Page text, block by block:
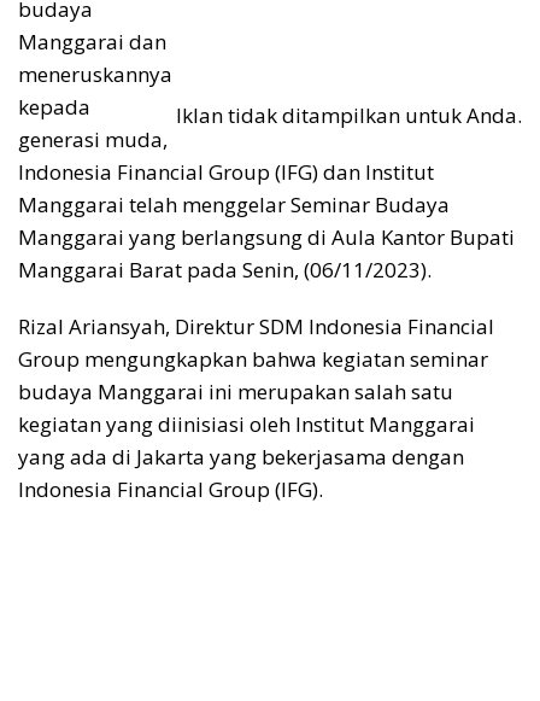
Iklan tidak ditampilkan untuk Anda.
budaya
Manggarai dan
meneruskannya
kepada
generasi muda,
Indonesia Financial Group (IFG) dan Institut
Manggarai telah menggelar Seminar Budaya
Manggarai yang berlangsung di Aula Kantor Bupati
Manggarai Barat pada Senin, (06/11/2023).
Rizal Ariansyah, Direktur SDM Indonesia Financial
Group mengungkapkan bahwa kegiatan seminar
budaya Manggarai ini merupakan salah satu
kegiatan yang diinisiasi oleh Institut Manggarai
yang ada di Jakarta yang bekerjasama dengan
Indonesia Financial Group (IFG).